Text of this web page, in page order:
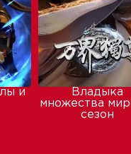
и
Владыка
множества
сезон